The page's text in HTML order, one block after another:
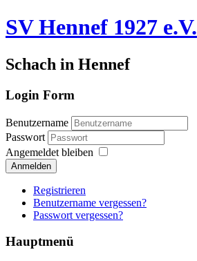
SV Hennef 1927 e.V.
Schach in Hennef
Login Form
Benutzername
Passwort
Angemeldet bleiben
Anmelden
Registrieren
Benutzername vergessen?
Passwort vergessen?
Hauptmenü